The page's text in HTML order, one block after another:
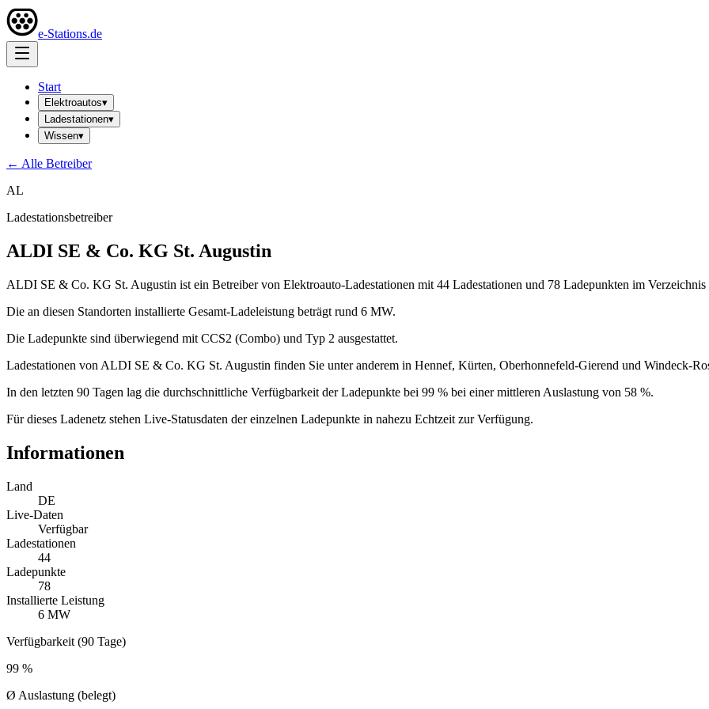
e-Stations.de
Start
Elektroautos▾
Ladestationen▾
Wissen▾
← Alle Betreiber
AL
Ladestationsbetreiber
ALDI SE & Co. KG St. Augustin
ALDI SE & Co. KG St. Augustin ist ein Betreiber von Elektroauto-Ladestationen mit 44 Ladestationen und 78 Ladepunkten im Verzeichnis
Die an diesen Standorten installierte Gesamt-Ladeleistung beträgt rund 6 MW.
Die Ladepunkte sind überwiegend mit CCS2 (Combo) und Typ 2 ausgestattet.
Ladestationen von ALDI SE & Co. KG St. Augustin finden Sie unter anderem in Hennef, Kürten, Oberhonnefeld-Gierend und Windeck-
In den letzten 90 Tagen lag die durchschnittliche Verfügbarkeit der Ladepunkte bei 99 % bei einer mittleren Auslastung von 58 %.
Für dieses Ladenetz stehen Live-Statusdaten der einzelnen Ladepunkte in nahezu Echtzeit zur Verfügung.
Informationen
Land
DE
Live-Daten
Verfügbar
Ladestationen
44
Ladepunkte
78
Installierte Leistung
6 MW
Verfügbarkeit (90 Tage)
99 %
Ø Auslastung (belegt)